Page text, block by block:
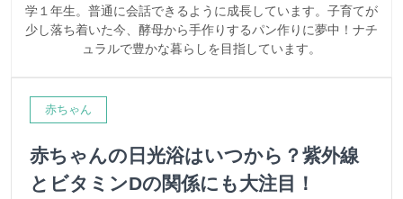
学１年生。普通に会話できるように成長しています。子育てが
少し落ち着いた今、酵母から手作りするパン作りに夢中！ナチ
ュラルで豊かな暮らしを目指しています。
赤ちゃん
赤ちゃんの日光浴はいつから？紫外線
とビタミンDの関係にも大注目！